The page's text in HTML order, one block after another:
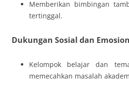
Memberikan bimbingan
tertinggal.
Dukungan Sosial dan
Kelompok belajar dan
memecahkan masalah